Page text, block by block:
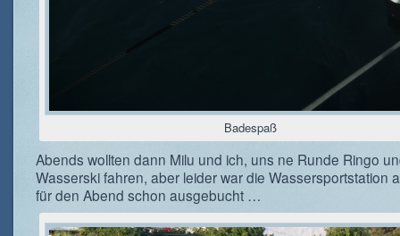
Badespaß
Abends wollten dann Milu und ich, uns ne Runde Ringo
Wasserski fahren, aber leider war die Wassersportstation
für den Abend schon ausgebucht …